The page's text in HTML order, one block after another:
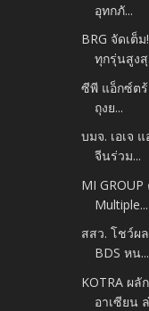
อุทกภั...
BRG จัดเต็
ทุกรุ่นสูงสุ
ซีพี แอ็กซ์ต
ถุงย...
บมจ. เอเจ
จีนร่วม...
MI
Multiple...
สสว. โชว์ผ
BDS หน...
KOTRA ผ
อาเซียน